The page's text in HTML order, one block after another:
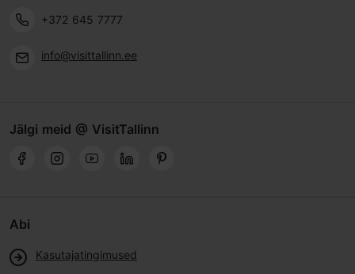
+372 645 7777
info@visittallinn.ee
Jälgi meid @ VisitTallinn
Abi
Kasutajatingimused